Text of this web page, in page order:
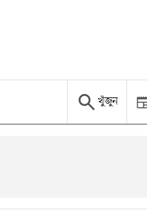
খুঁজুন